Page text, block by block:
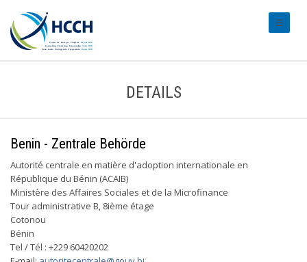
DETAILS
Benin - Zentrale Behörde
Autorité centrale en matière d'adoption internationale en
République du Bénin (ACAIB)
Ministère des Affaires Sociales et de la Microfinance
Tour administrative B, 8ième étage
Cotonou
Bénin
Tel / Tél : +229 60420202